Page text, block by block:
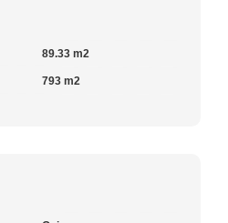
89.33 m2
793 m2